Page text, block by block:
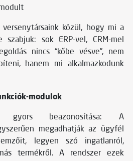
közül, hogy mi a
szabjuk: sok ERP-vel, CRM-mel
nincs “kőbe vésve”, nem
hanem mi alkalmazkodunk
modulok
gyors beazonosítása: A
megadhatják az ügyfél
legyen szó ingatlanról,
termékről. A rendszer ezek